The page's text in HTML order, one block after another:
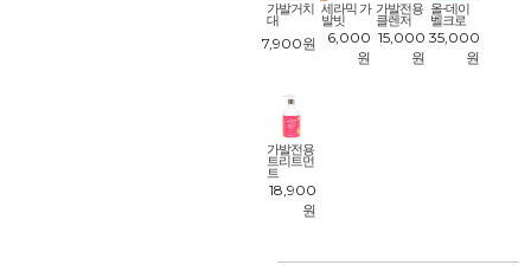
가발거치
대
7,900원
세라믹 가
발빗
6,000
원
가발전용
클렌저
15,000
원
올-데이
벨크로
35,000
원
가발전용
트리트먼
트
18,900
원